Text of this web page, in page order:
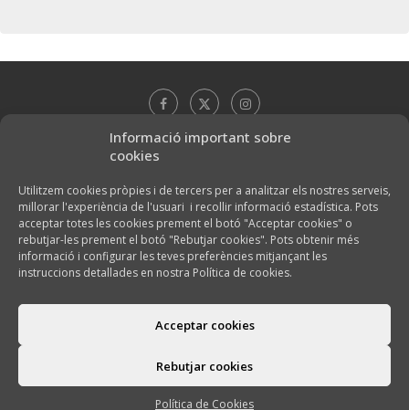
Informació important sobre
cookies
Utilitzem cookies pròpies i de tercers per a analitzar els nostres serveis,
millorar l'experiència de l'usuari i recollir informació estadística. Pots
acceptar totes les cookies prement el botó "Acceptar cookies" o
rebutjar-les prement el botó "Rebutjar cookies". Pots obtenir més
informació i configurar les teves preferències mitjançant les
instruccions detallades en nostra Política de cookies.
Acceptar cookies
Rebutjar cookies
Política de Cookies
TORNA A DALT